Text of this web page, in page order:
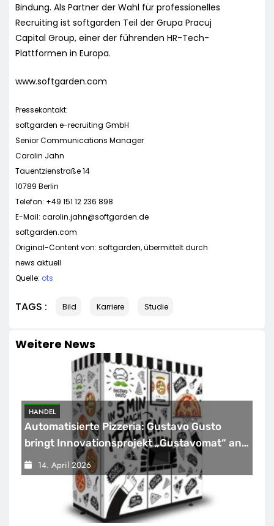
Bindung. Als Partner der Wahl für professionelles
Recruiting ist softgarden Teil der Grupa Pracuj
Capital Group, einer der führenden HR-Tech-
Plattformen in Europa.
www.softgarden.com
Pressekontakt:
softgarden e-recruiting GmbH
Senior Communications Manager
Carolin Jahn
Tauentzienstraße 14
10789 Berlin
Telefon: +49 151 12 236 898
E-Mail: carolin.jahn@softgarden.de
softgarden.com
Original-Content von: softgarden, übermittelt durch
news aktuell
Quelle: ots
TAGS : Bild Karriere Studie
Weitere News
HANDEL
Automatisierte Pizzeria: Gustavo Gusto
bringt Innovationsprojekt „Gustavomat“ an
den Start
14. April 2026